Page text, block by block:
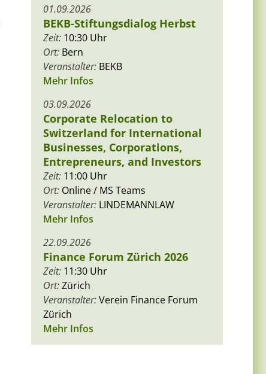
01.09.2026
BEKB-Stiftungsdialog Herbst
Zeit: 10:30 Uhr
Ort: Bern
Veranstalter: BEKB
Mehr Infos
03.09.2026
Corporate Relocation to
Switzerland for International
Businesses, Corporations,
Entrepreneurs, and Investors
Zeit: 11:00 Uhr
Ort: Online / MS Teams
Veranstalter: LINDEMANNLAW
Mehr Infos
22.09.2026
Finance Forum Zürich 2026
Zeit: 11:30 Uhr
Ort:Zürich
Veranstalter:Verein Finance Forum
Zürich
Mehr Infos